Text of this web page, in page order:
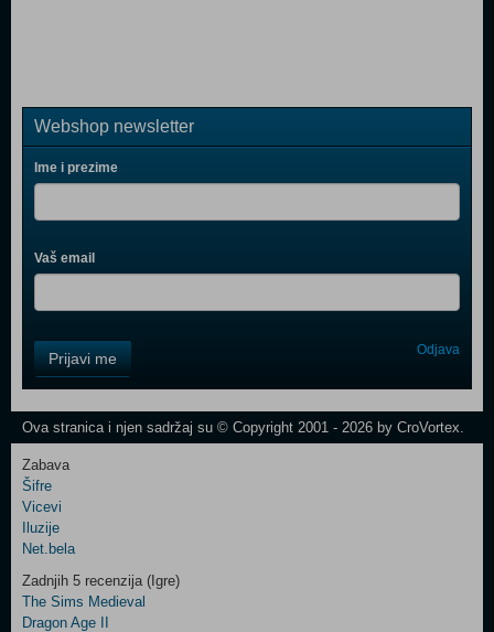
Webshop newsletter
Ime i prezime
Vaš email
Field
One
Control
Two
Newsletter
Prijavi me Odjava
Ova stranica i njen sadržaj su © Copyright 2001 - 2026 by CroVortex.
Zabava
Šifre
Vicevi
Iluzije
Net.bela
Zadnjih 5 recenzija (Igre)
The Sims Medieval
Dragon Age II